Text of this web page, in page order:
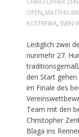
OPEN, MATTHIS
KOSTREWA, SVEN
Lediglich zwei
nunmehr 27.
den Start
im Finale des
Team mit den
Christopher
Blaga ins